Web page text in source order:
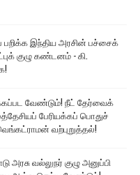
பறிக்க இந்திய அரசின் பச்சைக்
குழு கண்டனம் - கி.
வேண்டும்! நீட் தேர்வைக்
பேரியக்கப் பொதுச்
வற்புறுத்தல்!
அரசு வல்லுநர் குழு அனுப்பி